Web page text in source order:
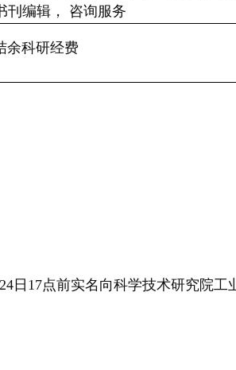
刊编辑， 咨询服务
余科研经费
24日 17点前实名向科学技术研究院工